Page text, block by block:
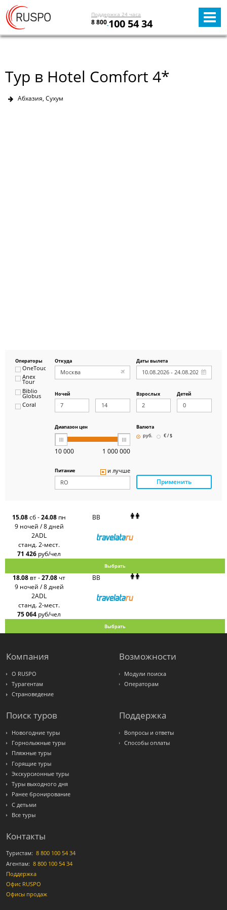
Поддержка 24 часа
8 800 100 54 34
Тур в Hotel Comfort 4*
Абхазия, Сухум
Операторы
OneTouch&Travel
Anex
Tour
Biblio
Globus
Coral
Alean
Sunmar
PlanTravel
FUN&SUN
ex TUI
Крымская
Волна
Russian
Интурист
Travelata
Откуда Даты вылета
Ночей Взрослых Детей
Диапазон цен
10 000 1 000 000
Валюта
руб.
€ / $
Питание и лучше
Применить
15.08сб-24.08 пн
9 ночей / 8 дней
BB
2ADL
станд. 2-мест.
71 426 руб/чел
Выбрать
18.08 вт-27.08 чт
9 ночей / 8 дней
BB
2ADL
станд. 2-мест.
75 064 руб/чел
Выбрать
Компания
О RUSPO
Турагентам
Страноведение
Возможности
Модули поиска
Операторам
Поиск туров
Новогодние туры
Горнолыжные туры
Пляжные туры
Горящие туры
Экскурсионные туры
Туры выходного дня
Ранее бронирование
С детьми
Все туры
Поддержка
Вопросы и ответы
Способы оплаты
Контакты
Туристам: 8 800 100 54 34
Агентам: 8 800 100 54 34
Поддержка
Офис RUSPO
Офисы продаж